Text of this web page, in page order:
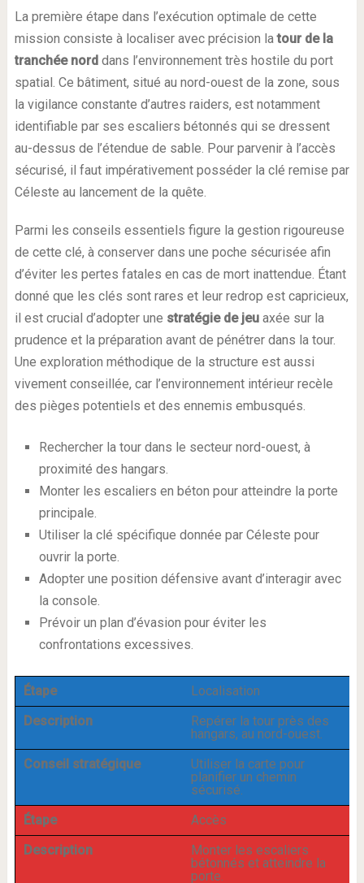
La première étape dans l’exécution optimale de cette
mission consiste à localiser avec précision latour de la
tranchée norddans l’environnement très hostile du port
spatial. Ce bâtiment, situé au nord-ouest de la zone, sous
la vigilance constante d’autres raiders, est notamment
identifiable par ses escaliers bétonnés qui se dressent
au-dessus de l’étendue de sable. Pour parvenir à l’accès
sécurisé, il faut impérativement posséder la clé remise par
Céleste au lancement de la quête.
Parmi les conseils essentiels figure la gestion rigoureuse
de cette clé, à conserver dans une poche sécurisée afin
d’éviter les pertes fatales en cas de mort inattendue. Étant
donné que les clés sont rares et leur redrop est capricieux,
il est crucial d’adopter une stratégie de jeuaxée sur la
prudence et la préparation avant de pénétrer dans la tour.
Une exploration méthodique de la structure est aussi
vivement conseillée, car l’environnement intérieur recèle
des pièges potentiels et des ennemis embusqués.
Rechercher la tour dans le secteur nord-ouest, à
proximité des hangars.
Monter les escaliers en béton pour atteindre la porte
principale.
Utiliser la clé spécifique donnée par Céleste pour
ouvrir la porte.
Adopter une position défensive avant d’interagir avec
la console.
Prévoir un plan d’évasion pour éviter les
confrontations excessives.
Étape
Localisation
Description
Repérer la tour près des
hangars, au nord-ouest.
Conseil stratégique
Utiliser la carte pour
planifier un chemin
sécurisé.
Étape
Accès
Description
Monter les escaliers
bétonnés et atteindre la
porte.